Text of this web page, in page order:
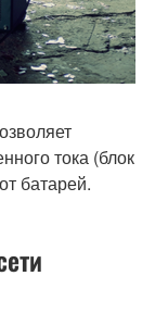
тока (блок
батарей.